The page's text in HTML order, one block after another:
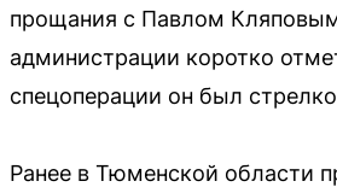
прощания с Павлом
администрации коротко
спецоперации он был
Ранее в Тюменской области